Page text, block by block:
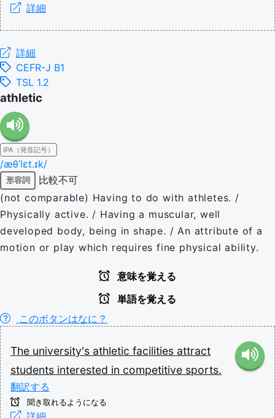
詳細
詳細
CEFR-J B1
TSL 1.2
athletic
IPA（発音記号）
/æθˈlɛt.ɪk/
形容詞
比較不可
(not comparable) Having to do with athletes. /
Physically active. / Having a muscular, well
developed body, being in shape. / An attribute of a
motion or play which requires fine physical ability.
意味を覚える
単語を覚える
このボタンはなに？
The university's athletic facilities attract
students interested in competitive sports.
翻訳する
聞き取れるようになる